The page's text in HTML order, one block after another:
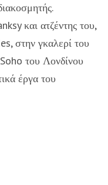
και ατζέντης του,
στην γκαλερί του
του Λονδίνου
έργα του